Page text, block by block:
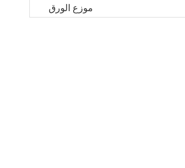
موزع الورق